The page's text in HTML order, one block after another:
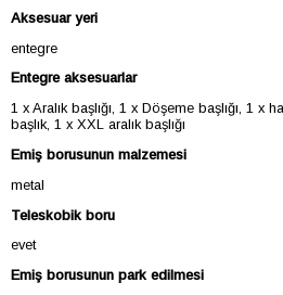
Aksesuar yeri
entegre
Entegre aksesuarlar
1 x Aralık başlığı, 1 x Döşeme başlığı, 1 x
başlık, 1 x XXL aralık başlığı
Emiş borusunun malzemesi
metal
Teleskobik boru
evet
Emiş borusunun park edilmesi